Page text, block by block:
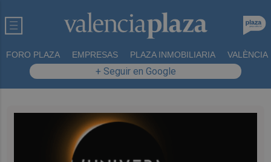
FORO PLAZA EMPRESAS PLAZA INMOBILIARIA VALÈNCIA
+ Seguir en Google